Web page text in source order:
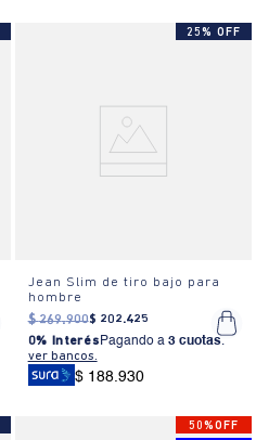
25% OFF
Jean Slim de tiro bajo para
hombre
$ 269.900$ 202.425
0% Interés Pagando a 3 cuotas.
ver bancos.
$ 188.930
50%OFF